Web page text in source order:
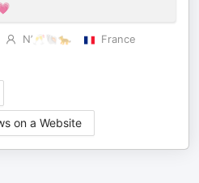
N’🥂🐚🐆
France
on a Website